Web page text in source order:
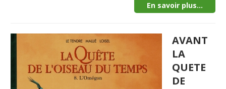
En savoir plus...
AVANT
LA
QUETE
DE